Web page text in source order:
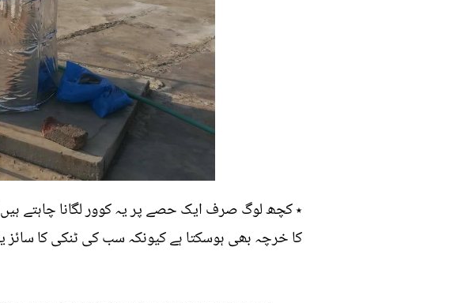
کا خرچہ بھی ہوسکتا ہے کیونکہ سب کی ٹنکی کا سائز